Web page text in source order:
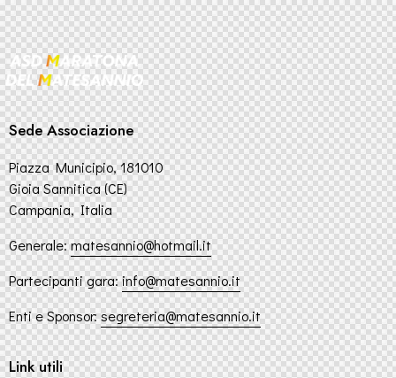
Sede Associazione
Piazza Municipio, 181010
Gioia Sannitica (CE)
Campania, Italia
Generale:matesannio@hotmail.it
Partecipanti gara:info@matesannio.it
Enti e Sponsor:segreteria@matesannio.it
Link utili